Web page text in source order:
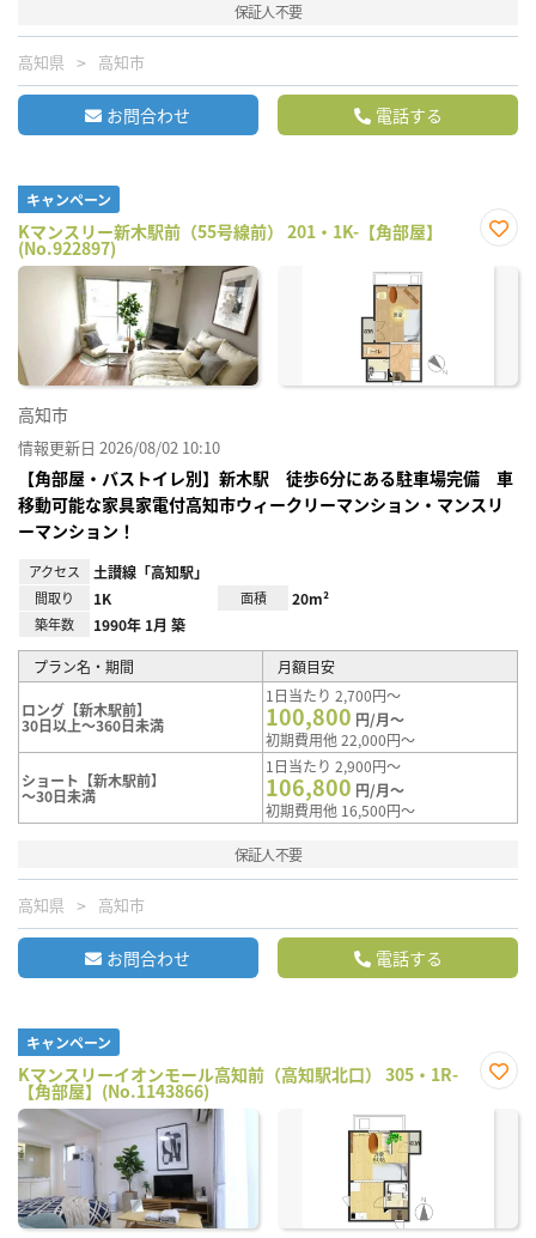
保証人不要
高知県 高知市
お問合わせ 電話する
キャンペーン
Kマンスリー新木駅前（55号線前） 201・1K-【角部屋】
(No.922897)
に入
高知市
情報更新日 2026/08/02 10:10
【角部屋・バストイレ別】新木駅 徒歩6分にある駐車場完備 車
移動可能な家具家電付高知市ウィークリーマンション・マンスリ
ーマンション！
アクセス 土讃線「高知駅」
間取り 1K 面積 20m²
築年数 1990年 1月 築
プラン名・期間 月額目安
ロング【新木駅前】
30日以上～360日未満
1日当たり 2,700円～
100,800 円/月～
初期費用他 22,000円～
ショート【新木駅前】
～30日未満
1日当たり 2,900円～
106,800 円/月～
初期費用他 16,500円～
保証人不要
高知県 高知市
お問合わせ 電話する
キャンペーン
Kマンスリーイオンモール高知前（高知駅北口） 305・1R-
【角部屋】(No.1143866)
に入